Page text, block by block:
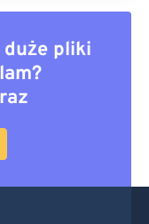
duże pliki